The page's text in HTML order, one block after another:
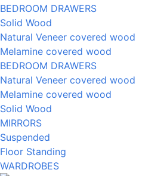
BEDROOM DRAWERS
Solid Wood
Natural Veneer covered wood
Melamine covered wood
BEDROOM DRAWERS
Natural Veneer covered wood
Melamine covered wood
Solid Wood
MIRRORS
Suspended
Floor Standing
WARDROBES